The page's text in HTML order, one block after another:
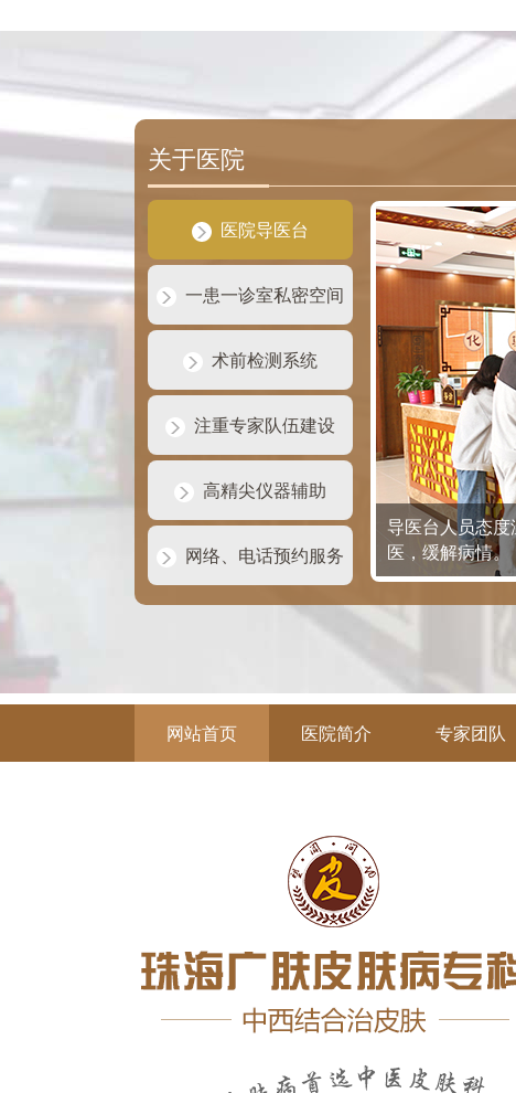
关于医院
医院导医台
一患一诊室私密空间
术前检测系统
注重专家队伍建设
高精尖仪器辅助
网络、电话预约服务
导医台人员态
医，缓解病情。
网站首页 医院简介 专家团队